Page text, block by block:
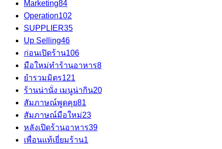
Marketing84
Operation102
SUPPLIER35
Up Selling46
ก่อนเปิดร้าน106
มือใหม่ทำร้านอาหาร8
ยำรวมมิตร121
ร้านน่านั่ง เมนูน่ากิน20
สัมภาษณ์พูดคุย81
สัมภาษณ์มือใหม่23
หลังเปิดร้านอาหาร39
เพื่อนแท้เยี่ยมร้าน1